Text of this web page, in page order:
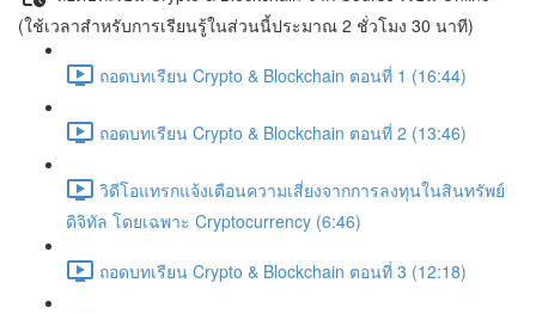
(ใช้เวลาสำหรับการเรียนรู้ในส่วนนี้ประมาณ 2 ชั่วโมง 30 นาที)
ถอดบทเรียน Crypto & Blockchain ตอนที่ 1 (16:44)
ถอดบทเรียน Crypto & Blockchain ตอนที่ 2 (13:46)
วิดีโอแทรกแจ้งเตือนความเสี่ยงจากการลงทุนในสินทรัพย์
ดิจิทัล โดยเฉพาะ Cryptocurrency (6:46)
ถอดบทเรียน Crypto & Blockchain ตอนที่ 3 (12:18)